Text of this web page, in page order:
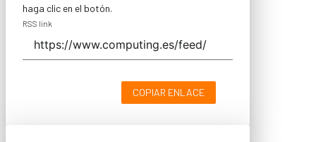
haga clic en el botón.
RSS link
COPIAR ENLACE